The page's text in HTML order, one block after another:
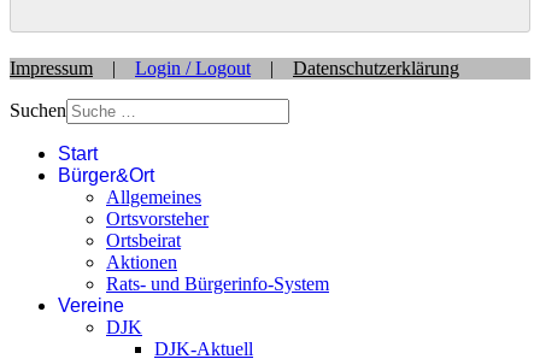
Impressum | Login / Logout | Datenschutzerklärung
Suchen
Start
Bürger&Ort
Allgemeines
Ortsvorsteher
Ortsbeirat
Aktionen
Rats- und Bürgerinfo-System
Vereine
DJK
DJK-Aktuell